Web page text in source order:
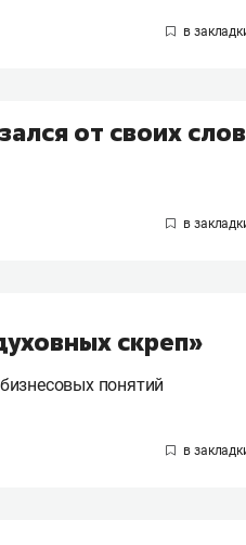
от своих слов
скреп»
понятий